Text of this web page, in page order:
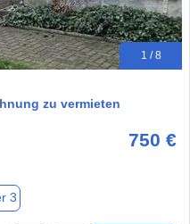
1 / 8
zu vermieten
750 €
3